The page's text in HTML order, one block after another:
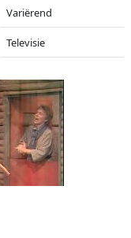
Variërend
Televisie